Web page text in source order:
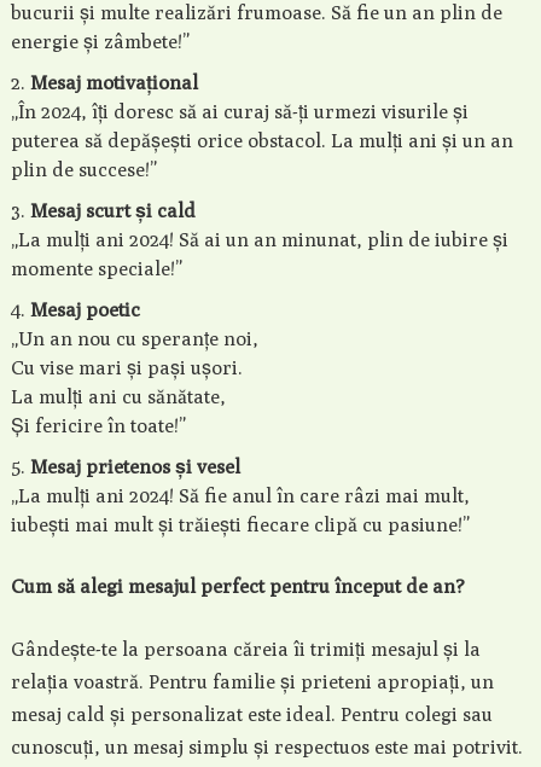
bucurii și multe realizări frumoase. Să fie un an plin de
energie și zâmbete!”
Mesaj motivațional
„În 2024, îți doresc să ai curaj să-ți urmezi visurile și
puterea să depășești orice obstacol. La mulți ani și un an
plin de succese!”
Mesaj scurt și cald
„La mulți ani 2024! Să ai un an minunat, plin de iubire și
momente speciale!”
Mesaj poetic
„Un an nou cu speranțe noi,
Cu vise mari și pași ușori.
La mulți ani cu sănătate,
Și fericire în toate!”
Mesaj prietenos și vesel
„La mulți ani 2024! Să fie anul în care râzi mai mult,
iubești mai mult și trăiești fiecare clipă cu pasiune!”
Cum să alegi mesajul perfect pentru început de an?
Gândește-te la persoana căreia îi trimiți mesajul și la
relația voastră. Pentru familie și prieteni apropiați, un
mesaj cald și personalizat este ideal. Pentru colegi sau
cunoscuți, un mesaj simplu și respectuos este mai potrivit.